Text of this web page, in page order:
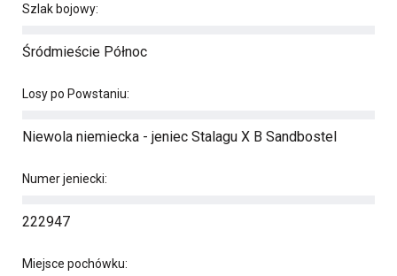
Szlak bojowy:
Śródmieście Północ
Losy po Powstaniu:
Niewola niemiecka - jeniec Stalagu X B Sandbostel
Numer jeniecki:
222947
Miejsce pochówku: